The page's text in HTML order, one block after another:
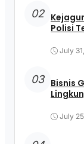
02
Polisi
July
03 Bisnis
July